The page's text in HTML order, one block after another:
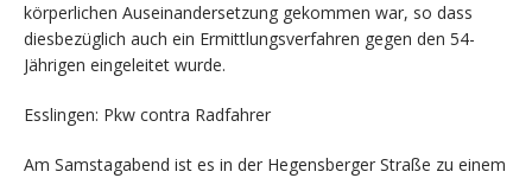
körperlichen Auseinandersetzung gekommen war, so dass
diesbezüglich auch ein Ermittlungsverfahren gegen den 54-
Jährigen eingeleitet wurde.
Esslingen: Pkw contra Radfahrer
Am Samstagabend ist es in der Hegensberger Straße zu einem